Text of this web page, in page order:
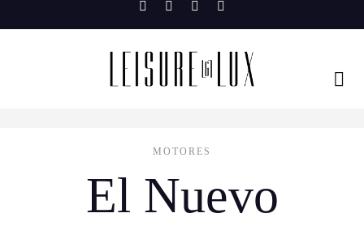
to
MOTORES
El Nuevo